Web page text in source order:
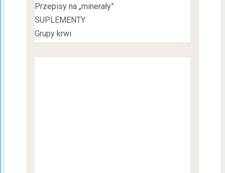
Przepisy na „minerały”
SUPLEMENTY
Grupy krwi